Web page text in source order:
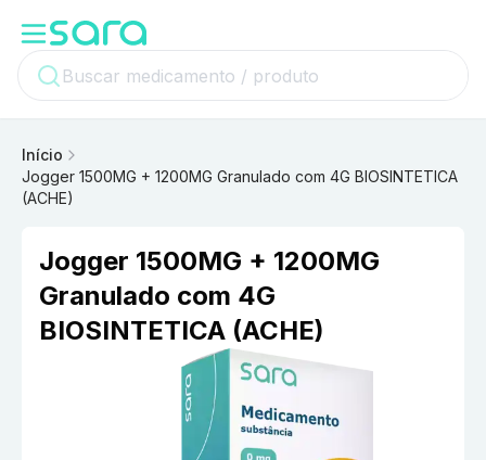
Início
Jogger 1500MG + 1200MG Granulado com 4G BIOSINTETICA
(ACHE)
Jogger 1500MG + 1200MG
Granulado com 4G
BIOSINTETICA (ACHE)